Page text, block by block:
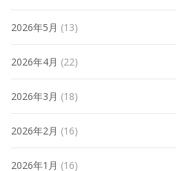
2026年5月 (13)
2026年4月 (22)
2026年3月 (18)
2026年2月 (16)
2026年1月 (16)